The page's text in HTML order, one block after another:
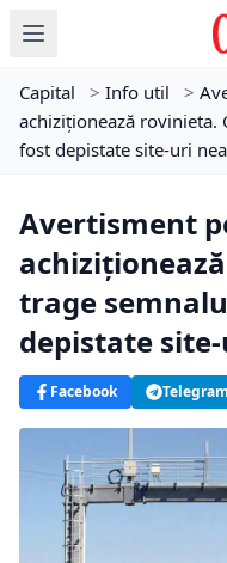
Capital > Info util >
achiziționează rovinieta.
fost depistate site-uri
Avertisment
trage
depistate
Facebook Telegram